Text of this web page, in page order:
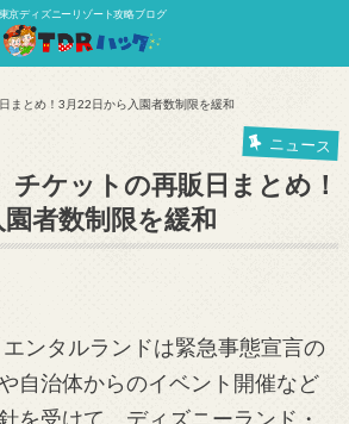
東京ディズニーリゾート攻略ブログ
まとめ！3月22日から入園者数制限を緩和
ニュース
チケットの再販日まとめ！
者数制限を緩和
ンタルランドは緊急事態宣言の
自治体からのイベント開催など
を受けて、ディズニーランド・